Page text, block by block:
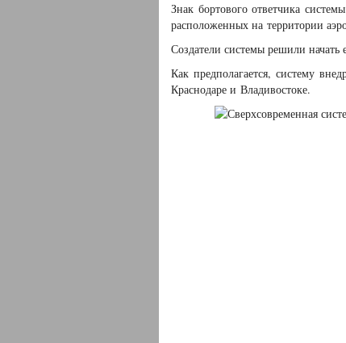
Знак бортового ответчика
расположенных на территории
Создатели системы решили начать
Как предполагается, систему
Краснодаре и Владивостоке.